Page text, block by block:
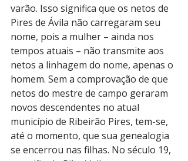
varão. Isso significa que os netos de
Pires de Ávila não carregaram seu
nome, pois a mulher – ainda nos
tempos atuais – não transmite aos
netos a linhagem do nome, apenas o
homem. Sem a comprovação de que
netos do mestre de campo geraram
novos descendentes no atual
município de Ribeirão Pires, tem-se,
até o momento, que sua genealogia
se encerrou nas filhas. No século 19,